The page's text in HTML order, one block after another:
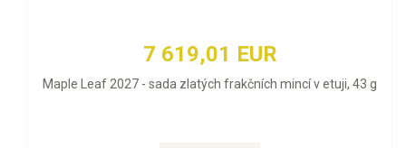
7 619,01 EUR
Maple Leaf 2027 - sada zlatých frakčních mincí v etuji, 43 g